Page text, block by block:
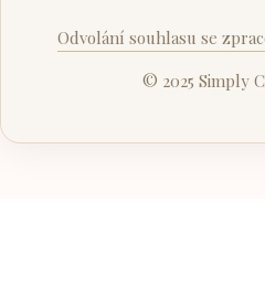
Odvolání souhlasu se
© 2025 Simply